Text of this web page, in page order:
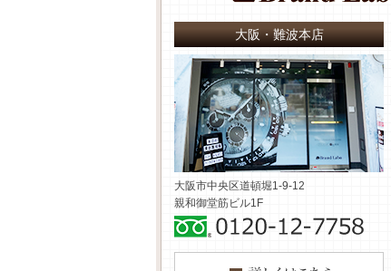
大阪・難波本店
大阪市中央区道頓堀1-9-12
親和御堂筋ビル1F